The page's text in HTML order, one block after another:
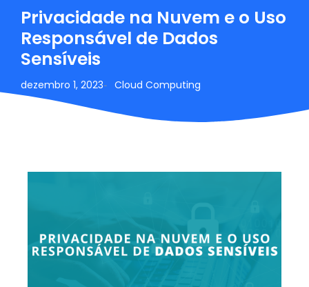
Privacidade na Nuvem e o Uso
Responsável de Dados
Sensíveis
dezembro 1, 2023- Cloud Computing